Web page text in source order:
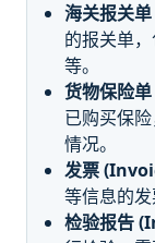
海关报关
的报关单
等。
货物保险
已购买保
情况。
发票
等信息的发
检验报告